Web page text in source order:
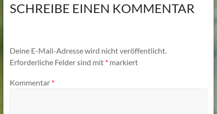
SCHREIBE EINEN KOMMENTAR
Deine E-Mail-Adresse wird nicht veröffentlicht.
Erforderliche Felder sind mit *markiert
Kommentar *